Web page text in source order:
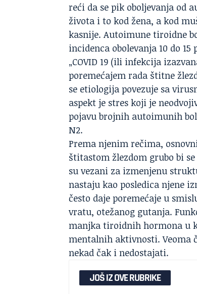
reći da se pik oboljevanja od
života i to kod žena, a kod
kasnije. Autoimune tiroidne
incidenca obolevanja 10 do
„COVID 19 (ili infekcija
poremećajem rada štitne
se etiologija povezuje sa
aspekt je stres koji je
pojavu brojnih autoimunih
N2.
Prema njenim rečima,
štitastom žlezdom grubo bi
su vezani za izmenjenu
nastaju kao posledica njene
često daje poremećaje u
vratu, otežanog gutanja.
manjka tiroidnih hormona u
mentalnih aktivnosti. Veoma
nekad čak i nedostajati.
JOŠ IZ OVE RUBRIKE